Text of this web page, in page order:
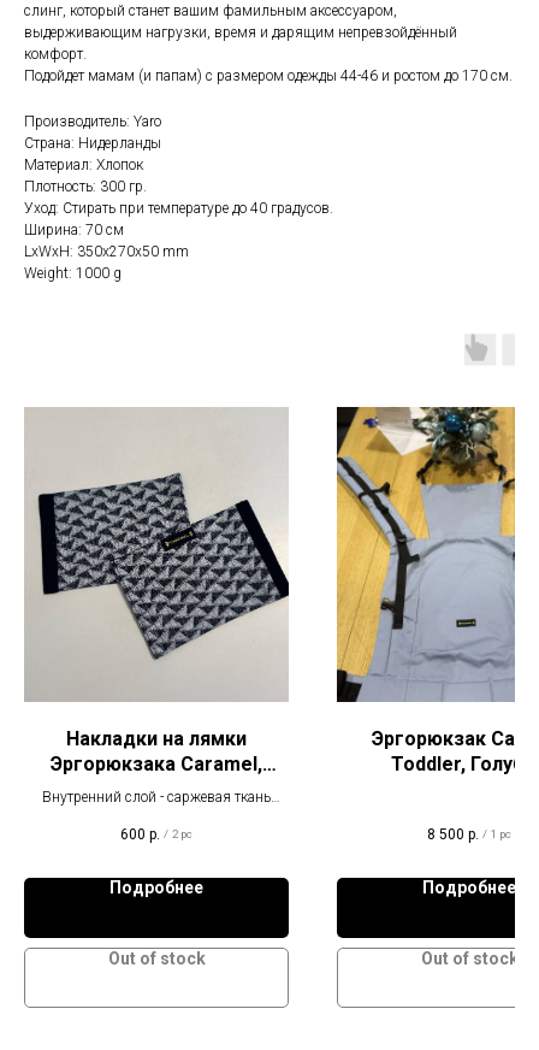
слинг, который станет вашим фамильным аксессуаром,
выдерживающим нагрузки, время и дарящим непревзойдённый
комфорт.
Подойдет мамам (и папам) с размером одежды 44-46 и ростом до 170 см.
Производитель: Yaro
Страна: Нидерланды
Материал: Хлопок
Плотность: 300 гр.
Уход: Стирать при температуре до 40 градусов.
Ширина: 70 см
LxWxH: 350x270x50 mm
Weight: 1000 g
Накладки на лямки
Эргорюкзака Caramel,
черные треугольники
Внутренний слой - саржевая ткань
600 р. / 2 pc
Подробнее
Out of stock
Эргорюкзак
Toddler,
8 500 р. / 1 pc
Подробнее
Out of stock